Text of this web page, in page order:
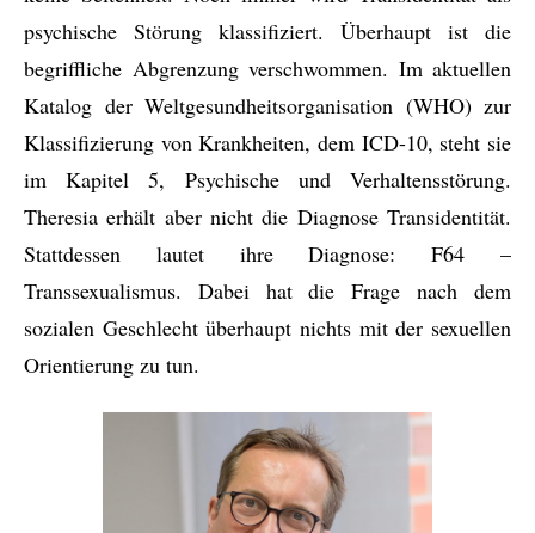
psychische Störung klassifiziert. Überhaupt ist die
begriffliche Abgrenzung verschwommen. Im aktuellen
Katalog der Weltgesundheitsorganisation (WHO) zur
Klassifizierung von Krankheiten, dem ICD-10, steht sie
im Kapitel 5, Psychische und Verhaltensstörung.
Theresia erhält aber nicht die Diagnose Transidentität.
Stattdessen lautet ihre Diagnose: F64 –
Transsexualismus. Dabei hat die Frage nach dem
sozialen Geschlecht überhaupt nichts mit der sexuellen
Orientierung zu tun.